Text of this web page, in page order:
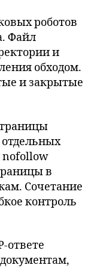
роботов
Файл
и
обходом.
и закрытые
nofollow
в
Сочетание
контроль
ответе
документам,